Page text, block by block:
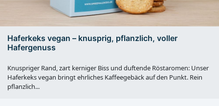
Haferkeks vegan – knusprig, pflanzlich, voller
Hafergenuss
Knuspriger Rand, zart kerniger Biss und duftende Röstaromen: Unser
Haferkeks vegan bringt ehrliches Kaffeegebäck auf den Punkt. Rein
pflanzlich...